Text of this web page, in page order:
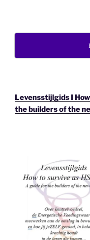
Levensstijlgids I
the builders of the